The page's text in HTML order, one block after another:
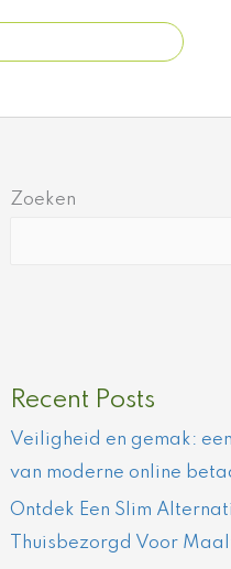
Zoeken
Recent Posts
Veiligheid en gemak:
van moderne online
Ontdek Een Slim
Thuisbezorgd Voor